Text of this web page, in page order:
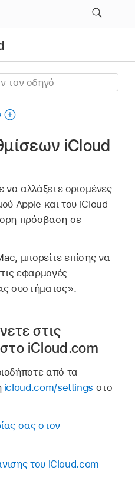
iCloud
να αλλάξετε ορισμένες
Apple και του iCloud
πρόσβαση σε
μπορείτε επίσης να
εφαρμογές
συστήματος».
στις
iCloud.com
από τα
icloud.com/settings στο
σας στον
του iCloud.com